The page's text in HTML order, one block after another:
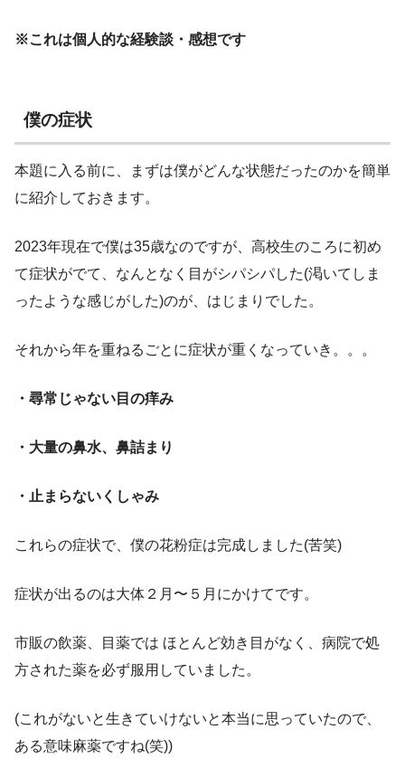
※これは個人的な経験談・感想です
僕の症状
本題に入る前に、まずは僕がどんな状態だったのかを簡単
に紹介しておきます。
2023年現在で僕は35歳なのですが、高校生のころに初め
て症状がでて、なんとなく目がシパシパした(渇いてしま
ったような感じがした)のが、はじまりでした。
それから年を重ねるごとに症状が重くなっていき。。。
・尋常じゃない目の痒み
・大量の鼻水、鼻詰まり
・止まらないくしゃみ
これらの症状で、僕の花粉症は完成しました(苦笑)
症状が出るのは大体２月〜５月にかけてです。
市販の飲薬、目薬では ほとんど効き目がなく、病院で処
方された薬を必ず服用していました。
(これがないと生きていけないと本当に思っていたので、
ある意味麻薬ですね(笑))